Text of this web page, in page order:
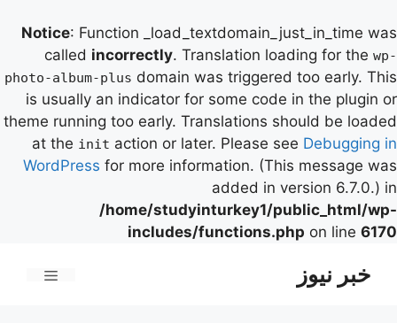
Notice: Function _load_textdomain_just_in_time was
called incorrectly. Translation loading for the wp-
photo-album-plus domain was triggered too early. This
is usually an indicator for some code in the plugin or
theme running too early. Translations should be loaded
at the init action or later. Please see Debugging in
WordPress for more information. (This message was
added in version 6.7.0.) in
/home/studyinturkey1/public_html/wp-
includes/functions.php on line 6170
خبر نیوز